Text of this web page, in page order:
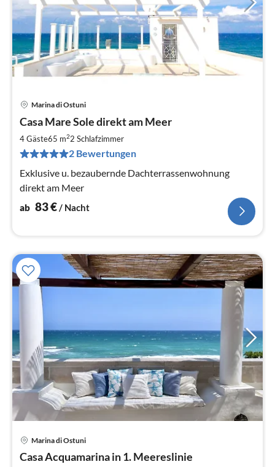
Marina di Ostuni
Casa Mare Sole direkt am Meer
4 Gäste65 m22 Schlafzimmer
2 Bewertungen
Exklusive u. bezaubernde Dachterrassenwohnung
direkt am Meer
ab 83€/ Nacht
Marina di Ostuni
Casa Acquamarina in 1. Meereslinie